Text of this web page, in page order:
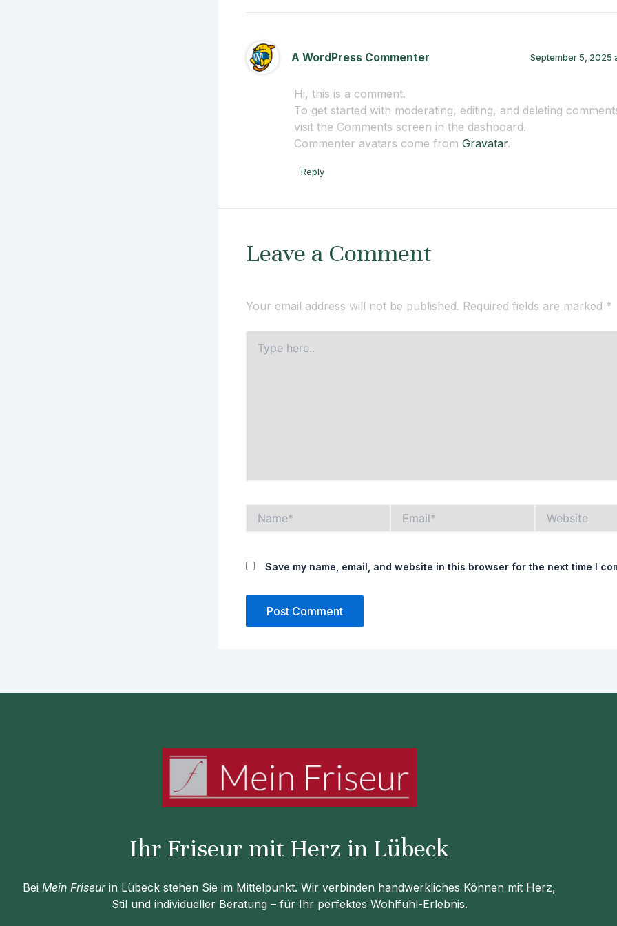
A WordPress Commenter September 5, 2025
Hi, this is a comment.
To get started with moderating, editing, and deleting
visit the Comments screen in the dashboard.
Commenter avatars come from Gravatar.
Reply
Leave a Comment
Your email address will not be published. Required fields are marked *
here..
Name* Email* Website
Save my name, email, and website in this browser for the next time I
Ihr Friseur mit Herz in Lübeck
Bei Mein Friseurin Lübeck stehen Sie im Mittelpunkt. Wir verbinden handwerkliches Können mit Herz,
Stil und individueller Beratung – für Ihr perfektes Wohlfühl-Erlebnis.